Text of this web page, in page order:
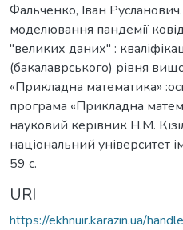
Фальченко, Іван
моделювання пандемії
"великих даних" :
(бакалаврського) рівня
«Прикладна математика»
програма «Прикладна
науковий керівник Н.М.
національний університет
59 с.
URI
https://ekhnuir.karazin.ua/